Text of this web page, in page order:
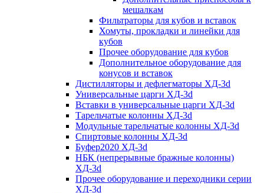
мешалкам
Фильтраторы для кубов и вставок
Хомуты, прокладки и линейки для
кубов
Прочее оборудование для кубов
Дополнительное оборудование для
конусов и вставок
Дистилляторы и дефлегматоры ХД-3d
Универсальные царги ХД-3d
Вставки в универсальные царги ХД-3d
Тарельчатые колонны ХД-3d
Модульные тарельчатые колонны ХД-3d
Спиртовые колонны ХД-3d
Буфер2020 ХД-3d
НБК (непрерывные бражные колонны)
ХД-3d
Прочее оборудование и переходники серии
ХД-3d